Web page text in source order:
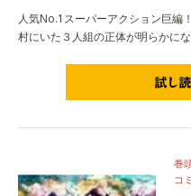
人気No.1スーパーアクション巨編！
村にいた３人組の正体が明らかに
巻
コ